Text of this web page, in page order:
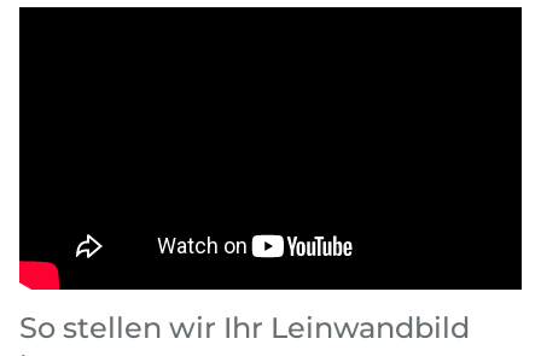
So stellen wir Ihr Leinwandbild